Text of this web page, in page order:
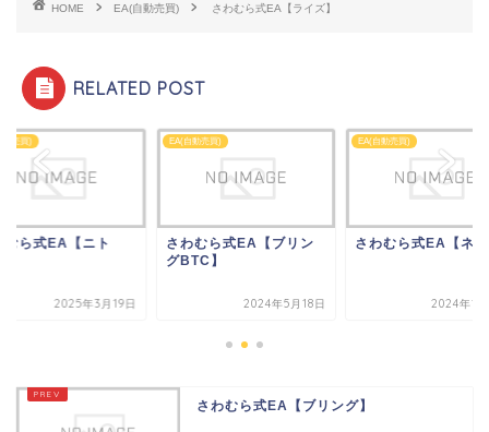
HOME EA(自動売買) さわむら式EA【ライズ】
RELATED POST
動売買)
むら式EA【ニト
2025年3月19日
EA(自動売買)
さわむら式EA【ブリン
グBTC】
2024年5月18日
EA(自動売買)
さわむら式EA【ネ
2024年1
さわむら式EA【ブリング】